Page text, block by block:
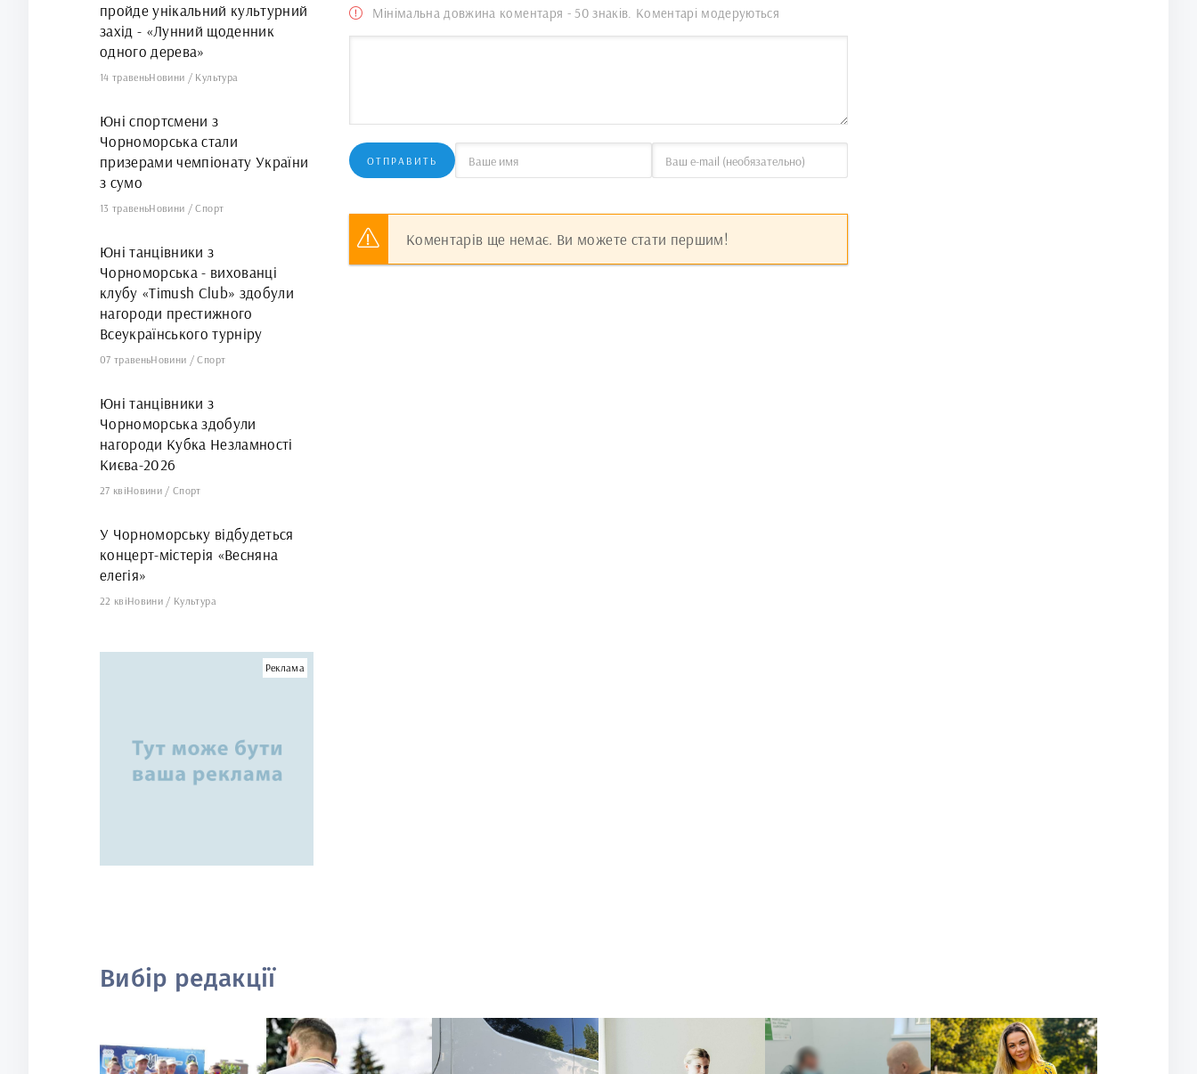
Мінімальна довжина коментаря - 50 знаків. Коментарі модеруються
ОТПРАВИТЬ
Коментарів ще немає. Ви можете стати першим!
пройде унікальний культурний
захід - «Лунний щоденник
одного дерева»
14 травеньНовини / Культура
Юні спортсмени з
Чорноморська стали
призерами чемпіонату України
з сумо
13 травеньНовини /Спорт
Юні танцівники з
Чорноморська - вихованці
клубу «Timush Club» здобули
нагороди престижного
Всеукраїнського турніру
07 травеньНовини /Спорт
Юні танцівники з
Чорноморська здобули
нагороди Кубка Незламності
Києва-2026
27 квіНовини /Спорт
У Чорноморську відбудеться
концерт-містерія «Весняна
елегія»
22 квіНовини / Культура
Реклама
Вибір редакції